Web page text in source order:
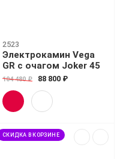
2523
Электрокамин Vega
GR с очагом Joker 45
104 480 ₽ 88 800 ₽
СКИДКА В КОРЗИНЕ